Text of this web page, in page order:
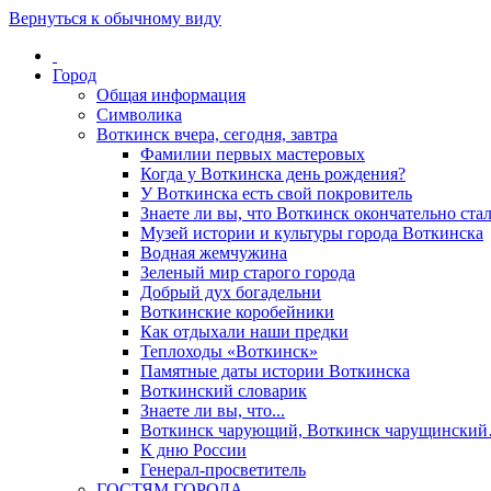
Вернуться к обычному виду
Город
Общая информация
Символика
Воткинск вчера, сегодня, завтра
Фамилии первых мастеровых
Когда у Воткинска день рождения?
У Воткинска есть свой покровитель
Знаете ли вы, что Воткинск окончательно
Музей истории и культуры города Воткинска
Водная жемчужина
Зеленый мир старого города
Добрый дух богадельни
Воткинские коробейники
Как отдыхали наши предки
Теплоходы «Воткинск»
Памятные даты истории Воткинска
Воткинский словарик
Знаете ли вы, что...
Воткинск чарующий, Воткинск
К дню России
Генерал-просветитель